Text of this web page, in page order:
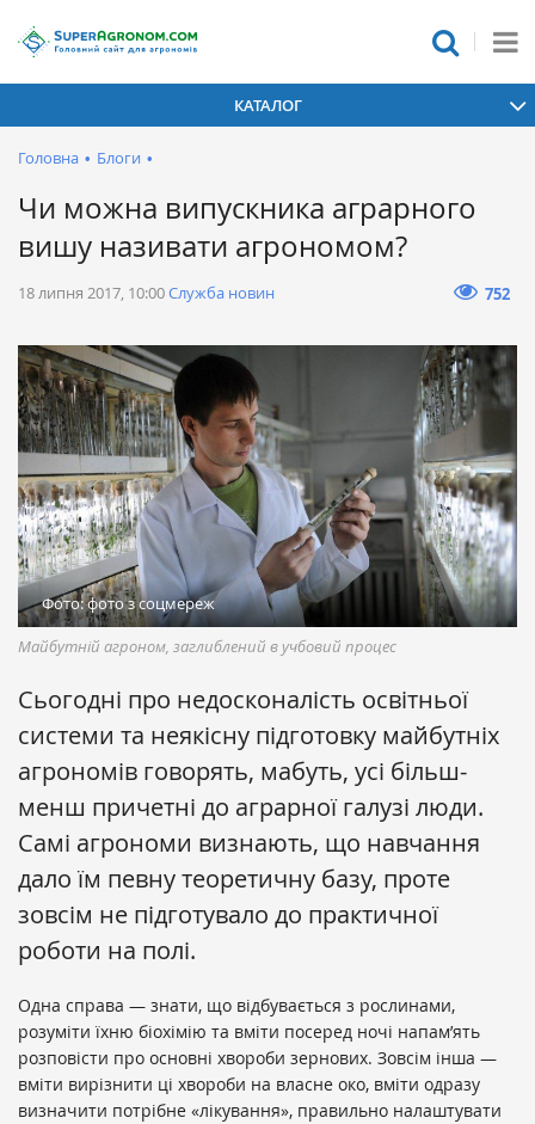
КАТАЛОГ
Головна • Блоги •
Чи можна випускника аграрного
вишу називати агрономом?
18 липня 2017, 10:00Служба новин 752
Фото: фото з соцмереж
Майбутній агроном, заглиблений в учбовий процес
Сьогодні про недосконалість освітньої
системи та неякісну підготовку майбутніх
агрономів говорять, мабуть, усі більш-
менш причетні до аграрної галузі люди.
Самі агрономи визнають, що навчання
дало їм певну теоретичну базу, проте
зовсім не підготувало до практичної
роботи на полі.
Одна справа — знати, що відбувається з рослинами,
розуміти їхню біохімію та вміти посеред ночі напам’ять
розповісти про основні хвороби зернових. Зовсім інша —
вміти вирізнити ці хвороби на власне око, вміти одразу
визначити потрібне «лікування», правильно налаштувати